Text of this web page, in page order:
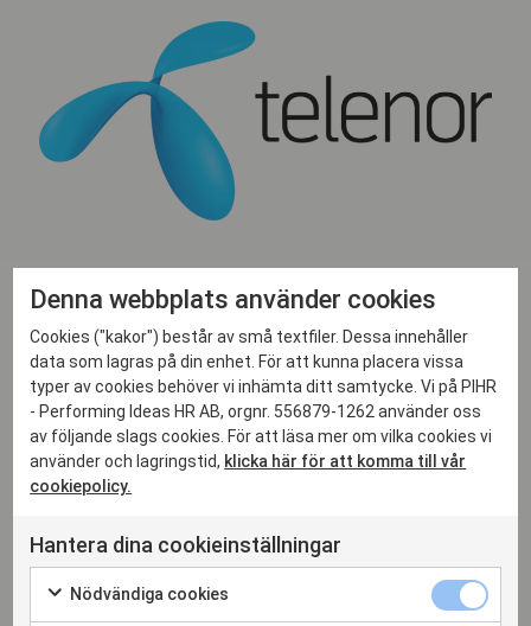
Denna webbplats använder cookies
Cookies ("kakor") består av små textfiler. Dessa innehåller
data som lagras på din enhet. För att kunna placera vissa
typer av cookies behöver vi inhämta ditt samtycke. Vi på PIHR
- Performing Ideas HR AB, orgnr. 556879-1262 använder oss
av följande slags cookies. För att läsa mer om vilka cookies vi
använder och lagringstid, klicka här för att komma till vår
cookiepolicy.
Hantera dina cookieinställningar
Nödvändiga cookies